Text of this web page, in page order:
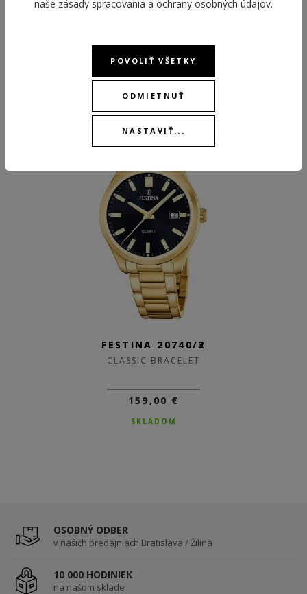
FESTINA 20740/3
CLASSIC BRACELET
159,00 €
SKLADOM
FESTINA 20740/2
CLASSIC BRACELET
159,00 €
SKLADOM
OSOBNÝ ODBER
v našich predajniach Bratislava / Žilina
10 000 HODINIEK
na našom sklade
naše zásady spracovania a ochrany osobných údajov.
POVOLIŤ VŠETKY
ODMIETNUŤ
NASTAVIŤ...